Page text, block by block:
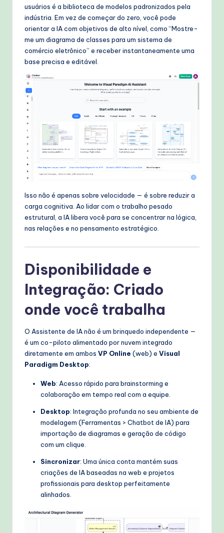
usuários é a biblioteca de modelos padronizados pela
indústria. Em vez de começar do zero, você pode
orientar a IA com objetivos de alto nível, como “Mostre-
me um diagrama de classes para um sistema de
comércio eletrônico” e receber instantaneamente uma
base precisa e editável.
Isso não é apenas sobre velocidade — é sobre reduzir a
carga cognitiva. Ao lidar com o trabalho pesado
estrutural, a IA libera você para se concentrar na lógica,
nas relações e no pensamento estratégico.
Disponibilidade e
Integração: Criado
onde você trabalha
O Assistente de IA não é um brinquedo independente —
é um co-piloto alimentado por nuvem integrado
diretamente em ambos VP Online (web) e Visual
Paradigm Desktop:
Web: Acesso rápido para brainstorming e
colaboração em tempo real com a equipe.
Desktop: Integração profunda no seu ambiente de
modelagem (Ferramentas > Chatbot de IA) para
importação de diagramas e geração de código
com um clique.
Sincronizar: Uma única conta mantém suas
criações de IA baseadas na web e projetos
profissionais para desktop perfeitamente
alinhados.